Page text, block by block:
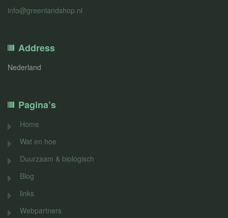
info@greenlandshop.nl
Address
Nederland
Pagina’s
Home
Wat en hoe
Duurzaam & biologisch
Blog
links
Webpartners